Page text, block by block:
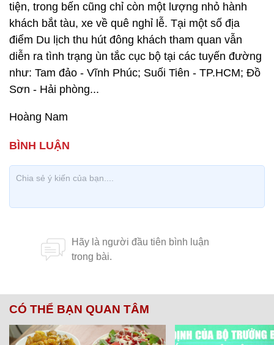
tiện, trong bến cũng chỉ còn một lượng nhỏ hành
khách bắt tàu, xe về quê nghỉ lễ. Tại một số địa
điểm Du lịch thu hút đông khách tham quan vẫn
diễn ra tình trạng ùn tắc cục bộ tại các tuyến đường
như: Tam đảo - Vĩnh Phúc; Suối Tiên - TP.HCM; Đồ
Sơn - Hải phòng...
Hoàng Nam
CÓ THỂ BẠN QUAN TÂM